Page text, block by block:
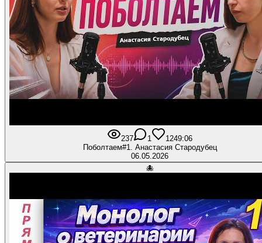
237 1 1249:06
Поболтаем#1. Анастасия Стародубец
06.05.2026
🐙